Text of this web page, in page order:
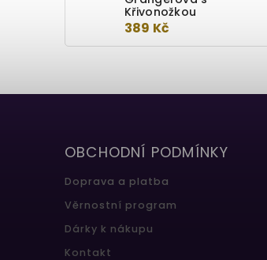
Křivonožkou
389 Kč
OBCHODNÍ PODMÍNKY
Doprava a platba
Věrnostní program
Dárky k nákupu
Kontakt